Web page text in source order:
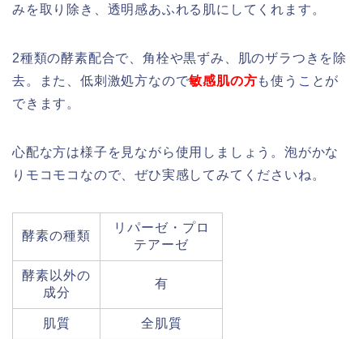
みを取り除き、透明感あふれる肌にしてくれます。
2種類の酵素配合で、角栓や黒ずみ、肌のザラつきを除
去。また、低刺激処方なので敏感肌の方も使うことが
できます。
心配な方は様子を見ながら使用しましょう。泡がかな
りモコモコなので、ぜひ実感してみてくださいね。
酵素の種類
リパーゼ・プロ
テアーゼ
酵素以外の
成分
有
肌質 全肌質